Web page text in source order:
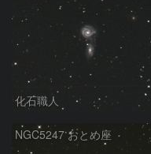
化石職人
NGC5247 おとめ座